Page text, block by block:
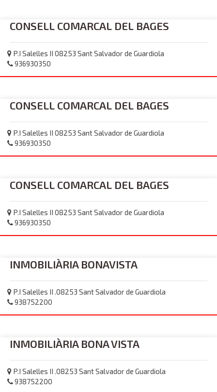
CONSELL COMARCAL DEL BAGES
P.I Salelles II 08253 Sant Salvador de Guardiola
936930350
CONSELL COMARCAL DEL BAGES
P.I Salelles II 08253 Sant Salvador de Guardiola
936930350
CONSELL COMARCAL DEL BAGES
P.I Salelles II 08253 Sant Salvador de Guardiola
936930350
INMOBILIÀRIA BONAVISTA
P.I Salelles II .08253 Sant Salvador de Guardiola
938752200
INMOBILIÀRIA BONA VISTA
P.I Salelles II .08253 Sant Salvador de Guardiola
938752200